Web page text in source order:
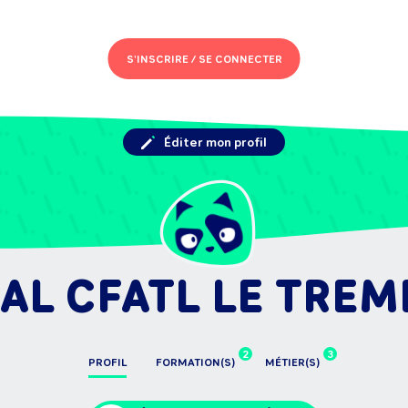
S'INSCRIRE /SE CONNECTER
CFATL LE
PROFIL
2
FORMATION(S)
3
MÉTIER(S)
Éditer mon profil